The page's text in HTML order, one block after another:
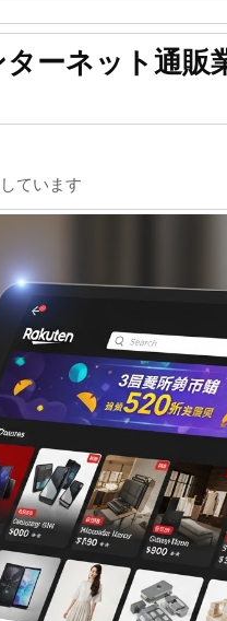
・ソフトウェア インターネ
会社Bon-bon」他2社に破産開
ーネット通
ています